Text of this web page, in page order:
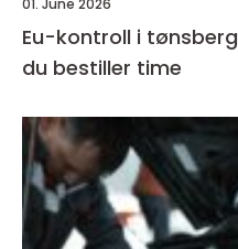
01. June 2026
Eu-kontroll i tønsberg dette bør du vite før
du bestiller time